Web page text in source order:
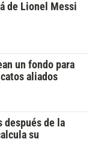
de Lionel Messi
un fondo para
aliados
después de la
su